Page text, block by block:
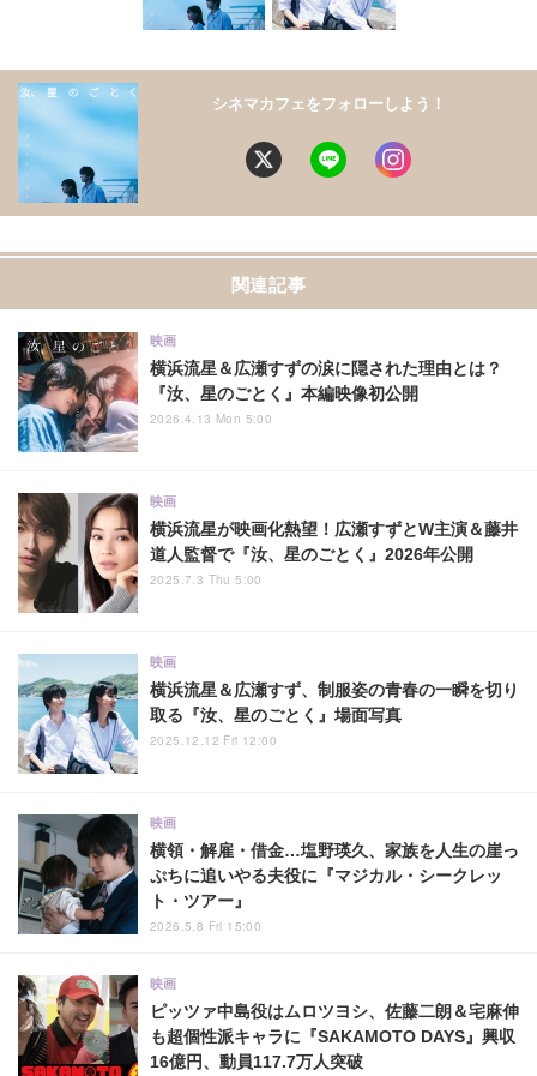
シネマカフェをフォローしよう！
関連記事
横浜流星＆広瀬すずの涙に隠された理由とは？
『汝、星のごとく』本編映像初公開
映画
2026.4.13 Mon 5:00
横浜流星が映画化熱望！広瀬すずとW主演＆藤井
道人監督で『汝、星のごとく』2026年公開
映画
2025.7.3 Thu 5:00
横浜流星＆広瀬すず、制服姿の青春の一瞬を切り
取る『汝、星のごとく』場面写真
映画
2025.12.12 Fri 12:00
横領・解雇・借金…塩野瑛久、家族を人生の崖っ
ぷちに追いやる夫役に『マジカル・シークレッ
ト・ツアー』
映画
2026.5.8 Fri 15:00
ピッツァ中島役はムロツヨシ、佐藤二朗＆宅麻伸
も超個性派キャラに『SAKAMOTO DAYS』興収
16億円、動員117.7万人突破
映画